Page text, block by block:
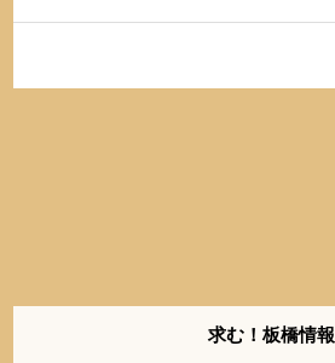
求む！板橋情報